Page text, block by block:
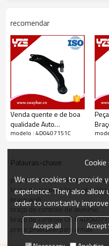
Detalhes da Entrega:
recomendar
Venda quente e de boa
qualidade Auto
Suspensão de peças do
modelo : 4D0407151C
Palavras-chave
peças de suspensão automática
braço de suspensão de alumínio
braço audi
braço de controle de alumínio
braço de controle OE #
preço praticável para armas
We use cookies to provide
experience. They also
order to constantly
Accept all Accept